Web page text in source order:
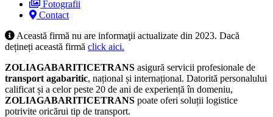
Fotografii
Contact
Această firmă nu are informaţii actualizate din 2023. Dacă
dețineți această firmă click aici.
ZOLIAGABARITICETRANS asigură servicii profesionale de
transport agabaritic, național și internațional. Datorită personalului
calificat și a celor peste 20 de ani de experiență în domeniu,
ZOLIAGABARITICETRANS poate oferi soluții logistice
potrivite oricărui tip de transport.